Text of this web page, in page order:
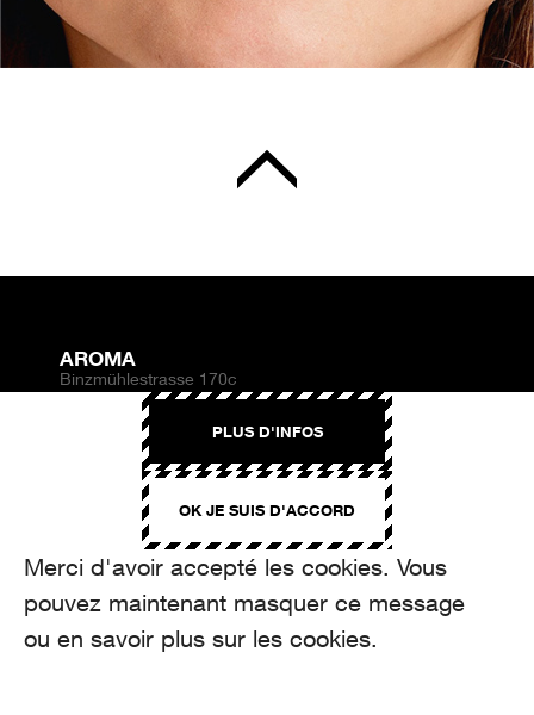
Merci d'avoir accepté les cookies. Vous
pouvez maintenant masquer ce message
ou en savoir plus sur les cookies.
OK JE SUIS D'ACCORD
PLUS D'INFOS
AROMA
Binzmühlestrasse 170c
CH-8050 Zürich
CONTACT
hello@aroma.ch
Onlineformular
+41 44 208 12 29
FOLLOW US